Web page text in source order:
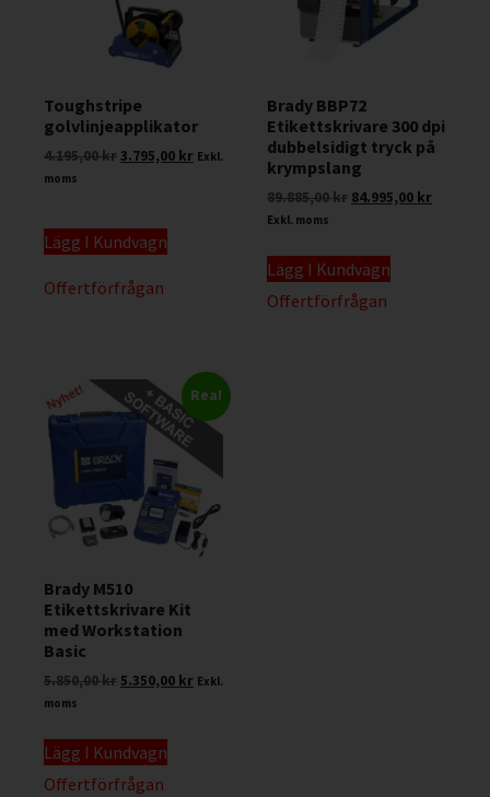
Toughstripe
golvlinjeapplikator
4.195,00kr3.795,00 kr Exkl.
moms
Lägg I Kundvagn
Offertförfrågan
Brady BBP72
Etikettskrivare 300 dpi
dubbelsidigt tryck på
krympslang
89.885,00kr 84.995,00 kr
Exkl. moms
Lägg I Kundvagn
Offertförfrågan
Rea!
Brady M510
Etikettskrivare Kit
med Workstation
Basic
5.850,00kr5.350,00 kr Exkl.
moms
Lägg I Kundvagn
Offertförfrågan